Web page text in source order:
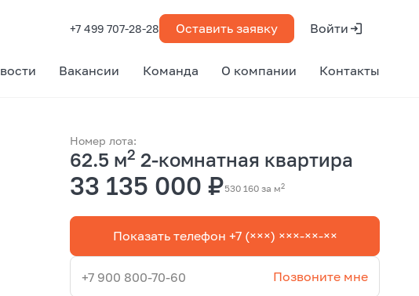
+7 499 707-28-28 Оставить заявку Войти
Вакансии Команда О компании Контакты
Номер лота:
62.5 м2 2-комнатная квартира
33 135 000 ₽530 160 за м2
Показать телефон +7 (×××) ×××-××-××
+7 900 800-70-60 Позвоните мне